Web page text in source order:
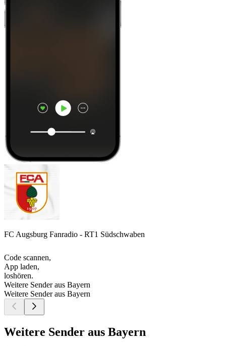
FC Augsburg Fanradio - RT1 Südschwaben
Code scannen,
App laden,
loshören.
Weitere Sender aus Bayern
Weitere Sender aus Bayern
Weitere Sender aus Bayern